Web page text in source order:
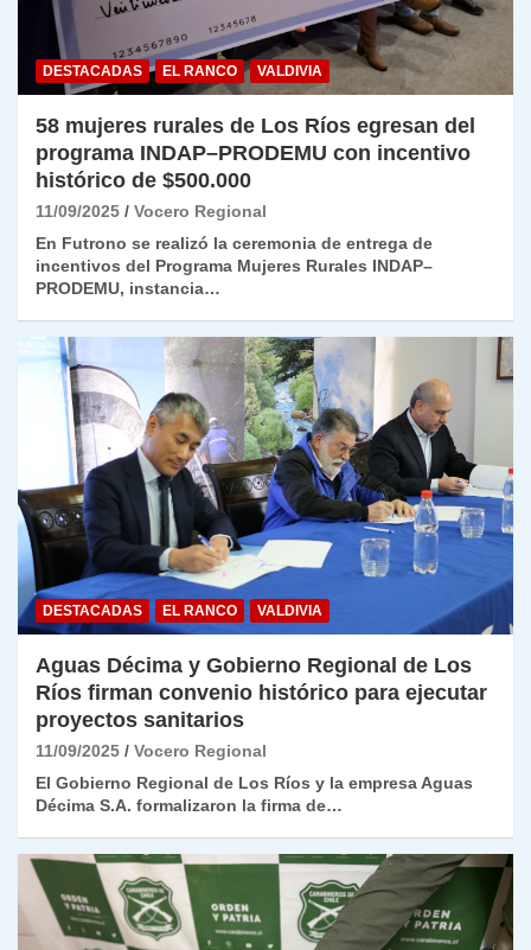
DESTACADAS EL RANCO VALDIVIA
58 mujeres rurales de Los Ríos egresan del
programa INDAP–PRODEMU con incentivo
histórico de $500.000
11/09/2025
Vocero Regional
En Futrono se realizó la ceremonia de entrega de
incentivos del Programa Mujeres Rurales INDAP–
PRODEMU, instancia…
DESTACADAS EL RANCO VALDIVIA
Aguas Décima y Gobierno Regional de Los
Ríos firman convenio histórico para ejecutar
proyectos sanitarios
11/09/2025
Vocero Regional
El Gobierno Regional de Los Ríos y la empresa Aguas
Décima S.A. formalizaron la firma de…